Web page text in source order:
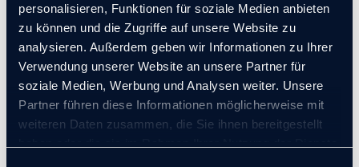
personalisieren, Funktionen für soziale Medien anbieten
zu können und die Zugriffe auf unsere Website zu
analysieren. Außerdem geben wir Informationen zu Ihrer
Verwendung unserer Website an unsere Partner für
soziale Medien, Werbung und Analysen weiter. Unsere
Partner führen diese Informationen möglicherweise mit
weiteren Daten zusammen, die Sie ihnen bereitgestellt
rein in ein flexibles Streben hin zu einem
gemeinsamen Fixpunkt
Auch Mittelständler können sich fragen: Welche
Annahmen über die Zukunft sind in meinem
Unternehmen tief verankert – und was, wenn sie falsch
sind?